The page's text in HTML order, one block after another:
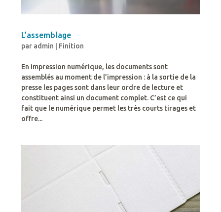
L’assemblage
par admin Finition
En impression numérique, les documents sont
assemblés au moment de l’impression : à la sortie de la
presse les pages sont dans leur ordre de lecture et
constituent ainsi un document complet. C’est ce qui
fait que le numérique permet les très courts tirages et
offre...